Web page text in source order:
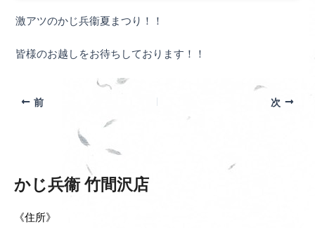
激アツのかじ兵衞夏まつり！！
皆様のお越しをお待ちしております！！
前 次
かじ兵衞 竹間沢店
《住所》